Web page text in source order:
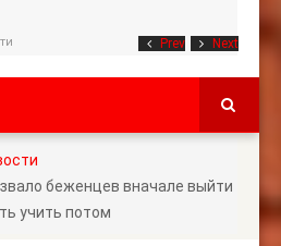
Prev Next
беженцев вначале выйти
учить потом